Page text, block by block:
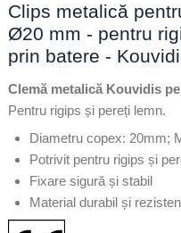
Clips metalică
Ø20 mm - pentru
prin batere -
Clemă metalică Kouvidis
Pentru rigips și pereți lemn.
Diametru copex: 20mm;
Potrivit pentru rigips și
Fixare sigură și stabil
Material durabil și